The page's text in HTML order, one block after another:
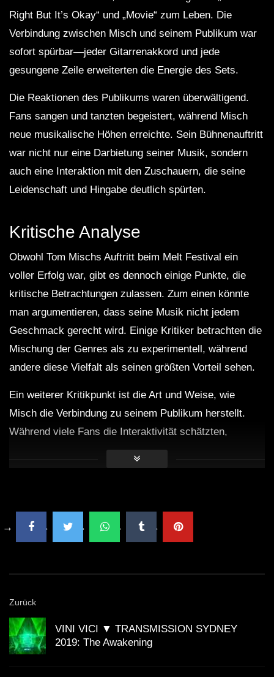
Right But It’s Okay“ und „Movie“ zum Leben. Die
Verbindung zwischen Misch und seinem Publikum war
sofort spürbar—jeder Gitarrenakkord und jede
gesungene Zeile erweiterten die Energie des Sets.
Die Reaktionen des Publikums waren überwältigend.
Fans sangen und tanzten begeistert, während Misch
neue musikalische Höhen erreichte. Sein Bühnenauftritt
war nicht nur eine Darbietung seiner Musik, sondern
auch eine Interaktion mit den Zuschauern, die seine
Leidenschaft und Hingabe deutlich spürten.
Kritische Analyse
Obwohl Tom Mischs Auftritt beim Melt Festival ein
voller Erfolg war, gibt es dennoch einige Punkte, die
kritische Betrachtungen zulassen. Zum einen könnte
man argumentieren, dass seine Musik nicht jedem
Geschmack gerecht wird. Einige Kritiker betrachten die
Mischung der Genres als zu experimentell, während
andere diese Vielfalt als seinen größten Vorteil sehen.
Ein weiterer Kritikpunkt ist die Art und Weise, wie
Misch die Verbindung zu seinem Publikum herstellt.
Während viele Fans die Interaktivität schätzten,
empfanden einige Zuschauer die Pausen zwischen den
Songs als zu lang. Diese unterschiedlichen
Faktisches
begann im Alter von 15 Jahren mit dem
Produzieren von Musik.
Sein Debütalbum „Geography“ erschien 2018 und
Zurück
VINI VICI ▼ TRANSMISSION SYDNEY
2019: The Awakening